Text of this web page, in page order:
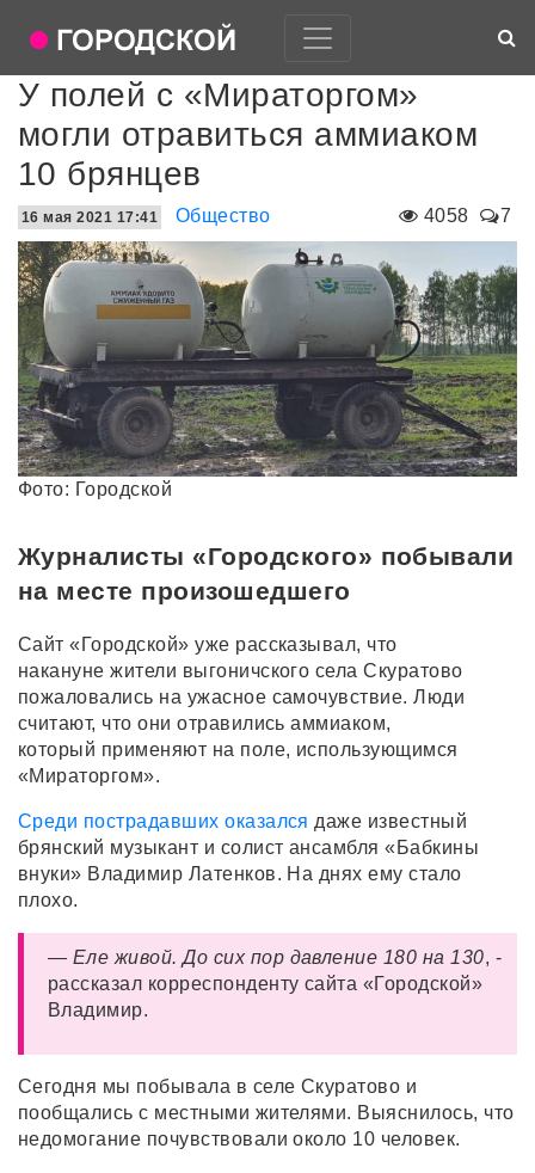
У полей с «Мираторгом»
могли отравиться аммиаком
10 брянцев
4058 7
16 мая 2021 17:41 Общество
Фото: Городской
Журналисты «Городского» побывали
на месте произошедшего
Сайт «Городской» уже рассказывал, что
накануне жители выгоничского села Скуратово
пожаловались на ужасное самочувствие. Люди
считают, что они отравились аммиаком,
который применяют на поле, использующимся
«Мираторгом».
Среди пострадавших оказался даже известный
брянский музыкант и солист ансамбля «Бабкины
внуки» Владимир Латенков. На днях ему стало
плохо.
— Еле живой. До сих пор давление 180 на 130, -
рассказал корреспонденту сайта «Городской»
Владимир.
Сегодня мы побывала в селе Скуратово и
пообщались с местными жителями. Выяснилось, что
недомогание почувствовали около 10 человек.